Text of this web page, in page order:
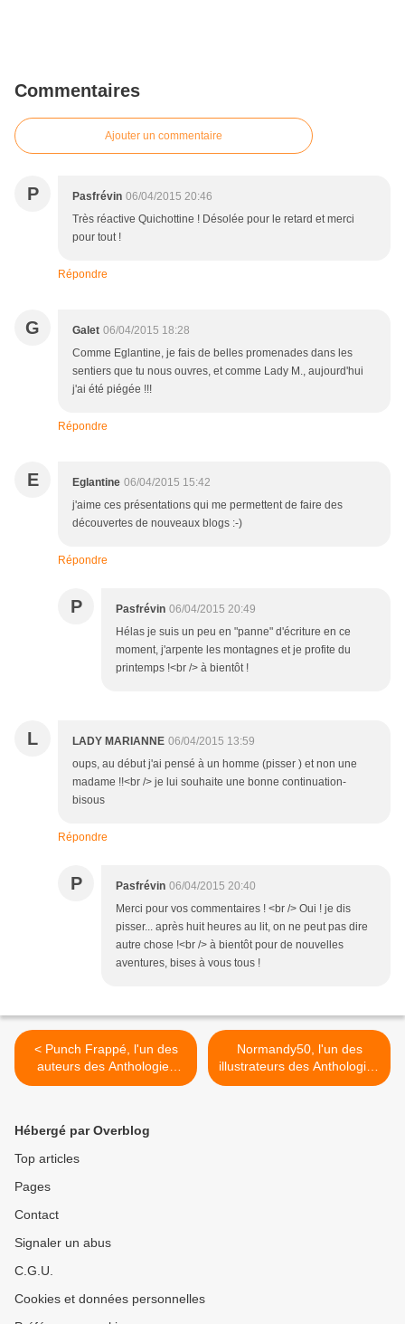
Commentaires
Ajouter un commentaire
P Pasfrévin 06/04/2015 20:46
Très réactive Quichottine ! Désolée pour le retard et merci
pour tout !
Répondre
G Galet 06/04/2015 18:28
Comme Eglantine, je fais de belles promenades dans les
sentiers que tu nous ouvres, et comme Lady M., aujourd'hui
j'ai été piégée !!!
Répondre
E Eglantine 06/04/2015 15:42
j'aime ces présentations qui me permettent de faire des
découvertes de nouveaux blogs :-)
Répondre
P Pasfrévin 06/04/2015 20:49
Hélas je suis un peu en "panne" d'écriture en ce
moment, j'arpente les montagnes et je profite du
printemps !<br /> à bientôt !
L LADY MARIANNE 06/04/2015 13:59
oups, au début j'ai pensé à un homme (pisser ) et non une
madame !!<br /> je lui souhaite une bonne continuation-
bisous
Répondre
P Pasfrévin 06/04/2015 20:40
Merci pour vos commentaires ! <br /> Oui ! je dis
pisser... après huit heures au lit, on ne peut pas dire
autre chose !<br /> à bientôt pour de nouvelles
aventures, bises à vous tous !
< Punch Frappé, l'un des
auteurs des Anthologies
éphémères
Normandy50, l'un des
illustrateurs des Anthologies
éphémères >
Hébergé par Overblog
Top articles
Pages
Contact
Signaler un abus
C.G.U.
Cookies et données personnelles